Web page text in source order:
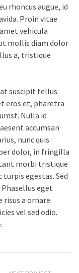
rhoncus augue, id
Proin vitae
vehicula
mollis diam dolor
a, tristique
suscipit tellus.
eros et, pharetra
Nulla id
accumsan
nunc quis
dolor, in fringilla
morbi tristique
egestas. Sed
eget
a ornare.
vel sed odio.